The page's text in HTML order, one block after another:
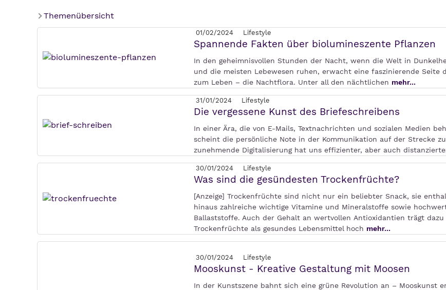
Themenübersicht
01/02/2024 Lifestyle
Spannende Fakten über biolumineszente Pflanzen
In den geheimnisvollen Stunden der Nacht, wenn die Welt in
und die meisten Lebewesen ruhen, erwacht eine faszinierende Seite
zum Leben – die Nachtflora. Unter all den nächtlichen mehr...
31/01/2024 Lifestyle
Die vergessene Kunst des Briefeschreibens
In einer Ära, die von E-Mails, Textnachrichten und sozialen Medien
scheint die persönliche Note in der Kommunikation auf der Strecke
zunehmende Digitalisierung hat uns effizienter, aber auch
30/01/2024 Lifestyle
Was sind die gesündesten Trockenfrüchte?
[Anzeige] Trockenfrüchte sind nicht nur ein beliebter Snack, sie
hinaus zahlreiche wichtige Vitamine und Mineralstoffe sowie
Ballaststoffe. Auch der Gehalt an wertvollen Antioxidantien trägt dazu
Trockenfrüchte als gesundes Lebensmittel hoch mehr...
30/01/2024 Lifestyle
Mooskunst - Kreative Gestaltung mit Moosen
In der Kunstszene bahnt sich eine grüne Revolution an – Mooskunst